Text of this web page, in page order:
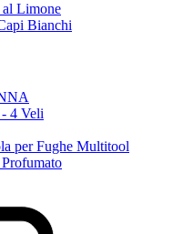
al Limone
Bianchi
4 Veli
per Fughe Multitool